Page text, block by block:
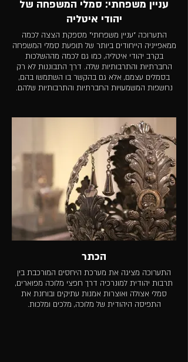
עניין משפחתי: סמלי המשפחה של
יהודי איטליה
התערוכה "עניין משפחתי" מספקת הצצה לכמה
ממאפייניה הייחודים ביותר של תופעת סמלי המשפחה
בקרב יהודי איטליה, כמו גם לכמה מההשלכות
החברתיות והתרבותיות שלה. דרך התבוננות לא רק
בסמלים עצמם, אלא גם בהקשר בו השתמשו בהם,
נחשפות המשמעויות החברתיות והתרבותיות שלהם.
הכתר
התערוכה מציגה את מערכת היחסים המורכבת בין
תרבות יהודית למונרכיה דרך חפצי מלוכה מפוארים,
סמלי אצולה ואוצרות אמנות עתיקים ובוחנת את
התפיסה היהודית של מלוכה, מלכים ומלכות.